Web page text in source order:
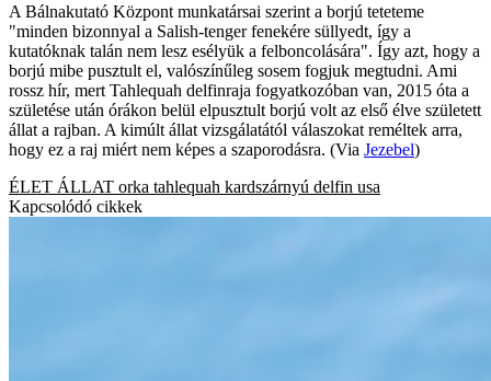
A Bálnakutató Központ munkatársai szerint a borjú teteteme
"minden bizonnyal a Salish-tenger fenekére süllyedt, így a
kutatóknak talán nem lesz esélyük a felboncolására". Így azt, hogy a
borjú mibe pusztult el, valószínűleg sosem fogjuk megtudni. Ami
rossz hír, mert Tahlequah delfinraja fogyatkozóban van, 2015 óta a
születése után órákon belül elpusztult borjú volt az első élve született
állat a rajban. A kimúlt állat vizsgálatától válaszokat reméltek arra,
hogy ez a raj miért nem képes a szaporodásra. (Via Jezebel)
ÉLET ÁLLAT orka tahlequah kardszárnyú delfin usa
Kapcsolódó cikkek